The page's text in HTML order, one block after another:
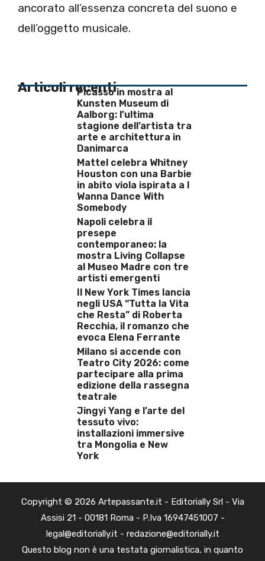
ancorato all’essenza concreta del suono e
dell’oggetto musicale.
Articoli recentiPicasso in mostra al
Kunsten Museum di
Aalborg: l’ultima
stagione dell’artista tra
arte e architettura in
Danimarca
Mattel celebra Whitney
Houston con una Barbie
in abito viola ispirata a I
Wanna Dance With
Somebody
Napoli celebra il
presepe
contemporaneo: la
mostra Living Collapse
al Museo Madre con tre
artisti emergenti
Il New York Times lancia
negli USA “Tutta la Vita
che Resta” di Roberta
Recchia, il romanzo che
evoca Elena Ferrante
Milano si accende con
Teatro City 2026: come
partecipare alla prima
edizione della rassegna
teatrale
Jingyi Yang e l’arte del
tessuto vivo:
installazioni immersive
tra Mongolia e New
York
Copyright © 2026 Artepassante.it - Editorially Srl - Via
Assisi 21 - 00181 Roma - P.Iva 16947451007 -
legal@editorially.it - redazione@editorially.it
Questo blog non è una testata giornalistica, in quanto